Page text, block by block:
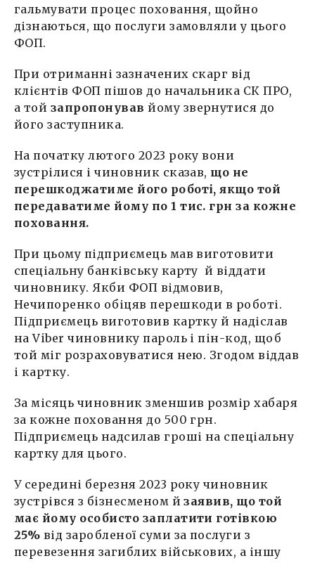
гальмувати процес поховання, щойно
дізнаються, що послуги замовляли у цього
ФОП.
При отриманні зазначених скарг від
клієнтів ФОП пішов до начальника СК ПРО,
а той запропонував йому звернутися до
його заступника.
На початку лютого 2023 року вони
зустрілися і чиновник сказав, що не
перешкоджатиме його роботі, якщо той
передаватиме йому по 1 тис. грн за кожне
поховання.
При цьому підприємець мав виготовити
спеціальну банківську карту й віддати
чиновнику. Якби ФОП відмовив,
Нечипоренко обіцяв перешкоди в роботі.
Підприємець виготовив картку й надіслав
на Viber чиновнику пароль і пін-код, щоб
той міг розраховуватися нею. Згодом віддав
і картку.
За місяць чиновник зменшив розмір хабаря
за кожне поховання до 500 грн.
Підприємець надсилав гроші на спеціальну
картку для цього.
У середині березня 2023 року чиновник
зустрівся з бізнесменом йзаявив, що той
має йому особисто заплатити готівкою
25% від заробленої суми за послуги з
перевезення загиблих військових, а іншу